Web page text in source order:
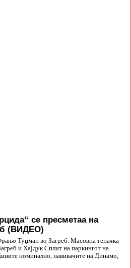
се пресметаа на
(ВИДЕО)
Туџман во Загреб. Масовна тепачка
и Хајдук Сплит на паркингот на
номинално, навивачите на Динамо,